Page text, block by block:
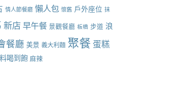
情人節餐廳 懶人包 懷舊 戶外座位 抹
新店 早午餐 景觀餐廳 板橋 步道 浪
餐廳 美景 義大利麵 聚餐 蛋糕
喝到飽 麻辣